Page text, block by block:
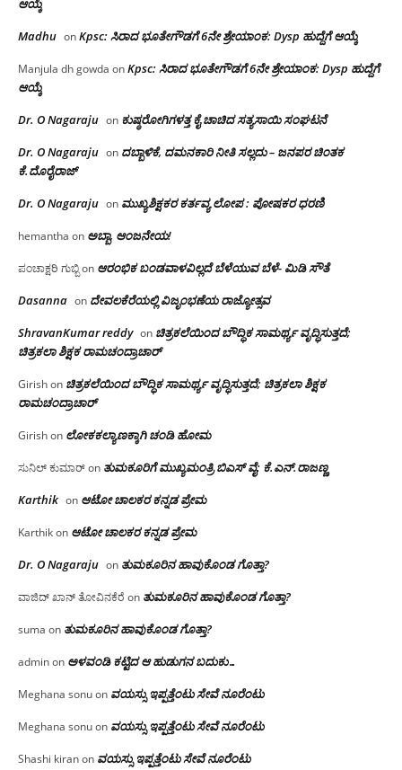
ಆಯ್ಕೆ
Madhu onKpsc: ಸಿರಾದ ಭೂತೇಗೌಡಗೆ 6ನೇ ಶ್ರೇಯಾಂಕ: Dysp ಹುದ್ದೆಗೆ ಆಯ್ಕೆ
Manjula dh gowda onKpsc: ಸಿರಾದ ಭೂತೇಗೌಡಗೆ 6ನೇ ಶ್ರೇಯಾಂಕ: Dysp ಹುದ್ದೆಗೆ
ಆಯ್ಕೆ
Dr. O Nagaraju on ಕುಷ್ಠರೋಗಿಗಳತ್ತ ಕೈ ಚಾಚಿದ ಸತ್ಯಸಾಯಿ ಸಂಘಟನೆ
Dr. O Nagaraju on ದಬ್ಬಾಳಿಕೆ, ದಮನಕಾರಿ ನೀತಿ ಸಲ್ಲದು – ಜನಪರ ಚಿಂತಕ
ಕೆ.ದೊರೈರಾಜ್
Dr. O Nagaraju on ಮುಖ್ಯಶಿಕ್ಷಕರ ಕರ್ತವ್ಯ ಲೋಪ : ಪೋಷಕರ ಧರಣಿ
hemantha on ಅಬ್ಬಾ, ಆಂಜನೇಯ!
ಪಂಚಾಕ್ಷರಿ ಗುಬ್ಬಿon ಆರಂಭಿಕ ಬಂಡವಾಳವಿಲ್ಲದೆ ಬೆಳೆಯುವ ಬೆಳೆ- ಮಿಡಿ ಸೌತೆ
Dasanna on ದೇವಲಕೆರೆಯಲ್ಲಿ ವಿಜೃಂಭಣೆಯ ರಾಜ್ಯೋತ್ಸವ
ShravanKumar reddy on ಚಿತ್ರಕಲೆಯಿಂದ ಬೌದ್ಧಿಕ ಸಾಮರ್ಥ್ಯ ವೃದ್ಧಿಸುತ್ತದೆ;
ಚಿತ್ರಕಲಾ ಶಿಕ್ಷಕ ರಾಮಚಂದ್ರಾಚಾರ್
Girishon ಚಿತ್ರಕಲೆಯಿಂದ ಬೌದ್ಧಿಕ ಸಾಮರ್ಥ್ಯ ವೃದ್ಧಿಸುತ್ತದೆ; ಚಿತ್ರಕಲಾ ಶಿಕ್ಷಕ
ರಾಮಚಂದ್ರಾಚಾರ್
Girishon ಲೋಕಕಲ್ಯಾಣಕ್ಕಾಗಿ ಚಂಡಿ ಹೋಮ
ಸುನಿಲ್ ಕುಮಾರ್on ತುಮಕೂರಿಗೆ ಮುಖ್ಯಮಂತ್ರಿ ಬಿಎಸ್ ವೈ: ಕೆ.ಎನ್.ರಾಜಣ್ಣ
Karthik on ಆಟೋ ಚಾಲಕರ ಕನ್ನಡ ಪ್ರೇಮ
Karthikon ಆಟೋ ಚಾಲಕರ ಕನ್ನಡ ಪ್ರೇಮ
Dr. O Nagaraju on ತುಮಕೂರಿನ ಹಾವುಕೊಂಡ ಗೊತ್ತಾ?
ವಾಜಿದ್ ಖಾನ್ ತೋವಿನಕೆರೆ on ತುಮಕೂರಿನ ಹಾವುಕೊಂಡ ಗೊತ್ತಾ?
suma on ತುಮಕೂರಿನ ಹಾವುಕೊಂಡ ಗೊತ್ತಾ?
adminon ಅಳವಂಡಿ ಕಟ್ಟಿದ ಆ ಹುಡುಗನ ಬದುಕು…
Meghana sonuon ವಯಸ್ಸು ಇಪ್ಪತ್ತೆಂಟು ಸೇವೆ ನೂರೆಂಟು
Meghana sonuon ವಯಸ್ಸು ಇಪ್ಪತ್ತೆಂಟು ಸೇವೆ ನೂರೆಂಟು
Shashi kiranon ವಯಸ್ಸು ಇಪ್ಪತ್ತೆಂಟು ಸೇವೆ ನೂರೆಂಟು